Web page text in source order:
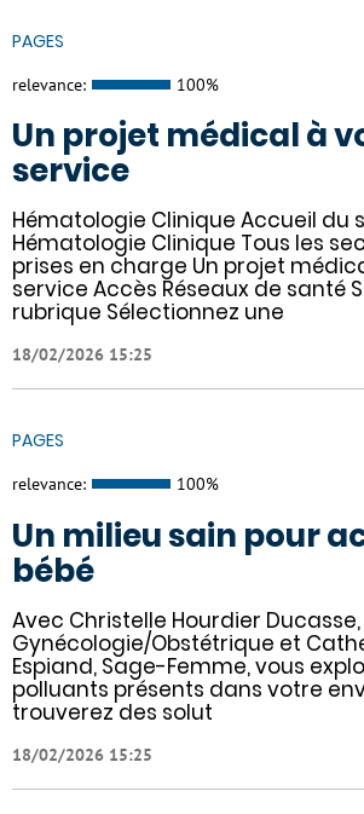
PAGES
relevance: 100%
Un projet médical à
service
Hématologie Clinique Accueil du
Hématologie Clinique Tous les
prises en charge Un projet
service Accès Réseaux de santé
rubrique Sélectionnez une
18/02/2026 15:25
PAGES
relevance: 100%
Un milieu sain pour
bébé
Avec Christelle Hourdier
Gynécologie/Obstétrique et
Espiand, Sage-Femme, vous
polluants présents dans votre
trouverez des solut
18/02/2026 15:25